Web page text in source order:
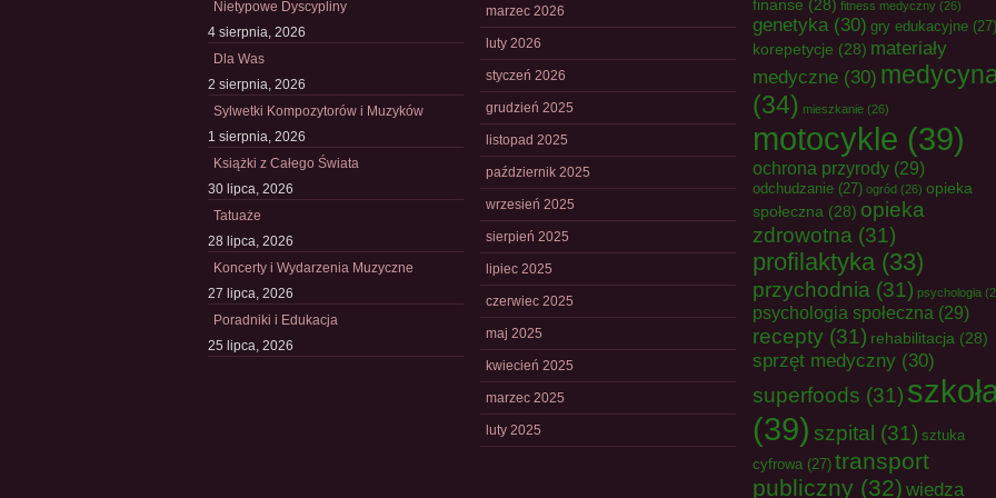
Nietypowe Dyscypliny
4 sierpnia, 2026
Dla Was
2 sierpnia, 2026
Sylwetki Kompozytorów i Muzyków
1 sierpnia, 2026
Książki z Całego Świata
30 lipca, 2026
Tatuaże
28 lipca, 2026
Koncerty i Wydarzenia Muzyczne
27 lipca, 2026
Poradniki i Edukacja
25 lipca, 2026
marzec 2026
luty 2026
styczeń 2026
grudzień 2025
listopad 2025
październik 2025
wrzesień 2025
sierpień 2025
lipiec 2025
czerwiec 2025
maj 2025
kwiecień 2025
marzec 2025
luty 2025
finanse (28) fitness medyczny (26)
genetyka(30) gry edukacyjne (27)
korepetycje (28) materiały
medyczne (30)
(34) mieszkanie (26)
motocykle (39)
ochrona przyrody (29)
odchudzanie (27) ogród (26) opieka
społeczna (28) opieka
zdrowotna (31)
profilaktyka (33)
przychodnia (31) psychologia
psychologia społeczna (29)
recepty (31) rehabilitacja (28)
sprzęt medyczny (30)
superfoods (31)
(39) szpital (31) sztuka
cyfrowa (27) transport
publiczny (32) wiedza